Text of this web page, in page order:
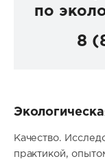
по
8
Качество.
практикой,